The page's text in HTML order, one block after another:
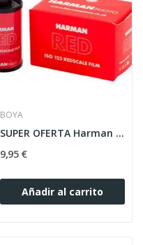
BOYA
SUPER OFERTA Harman 200 Red 135/36 cad.07/2026
9,95 €
Añadir al carrito